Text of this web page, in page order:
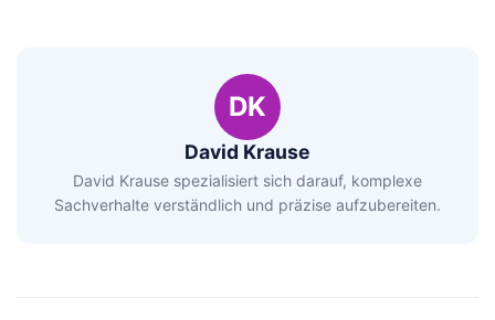
DK
David Krause
David Krause spezialisiert sich darauf, komplexe
Sachverhalte verständlich und präzise aufzubereiten.